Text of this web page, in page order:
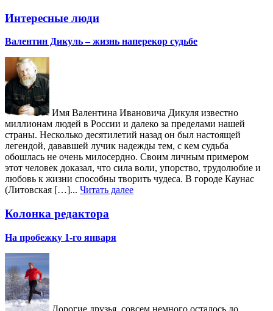
Интересные люди
Валентин Дикуль – жизнь наперекор судьбе
Имя Валентина Ивановича Дикуля известно
миллионам людей в России и далеко за пределами нашей
страны. Несколько десятилетий назад он был настоящей
легендой, дававшей лучик надежды тем, с кем судьба
обошлась не очень милосердно. Своим личным примером
этот человек доказал, что сила воли, упорство, трудолюбие и
любовь к жизни способны творить чудеса. В городе Каунас
(Литовская […]... Читать далее
Колонка редактора
На пробежку 1-го января
Дорогие друзья, совсем немного осталось до